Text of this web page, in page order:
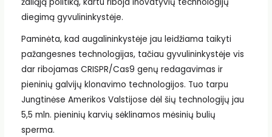
žaliąją politiką, kartu riboja inovatyvių technologijų
diegimą gyvulininkystėje.
Paminėta, kad augalininkystėje jau leidžiama taikyti
pažangesnes technologijas, tačiau gyvulininkystėje vis
dar ribojamas CRISPR/Cas9 genų redagavimas ir
pieninių galvijų klonavimo technologijos. Tuo tarpu
Jungtinėse Amerikos Valstijose dėl šių technologijų jau
5,5 mln. pieninių karvių sėklinamos mėsinių bulių
sperma.